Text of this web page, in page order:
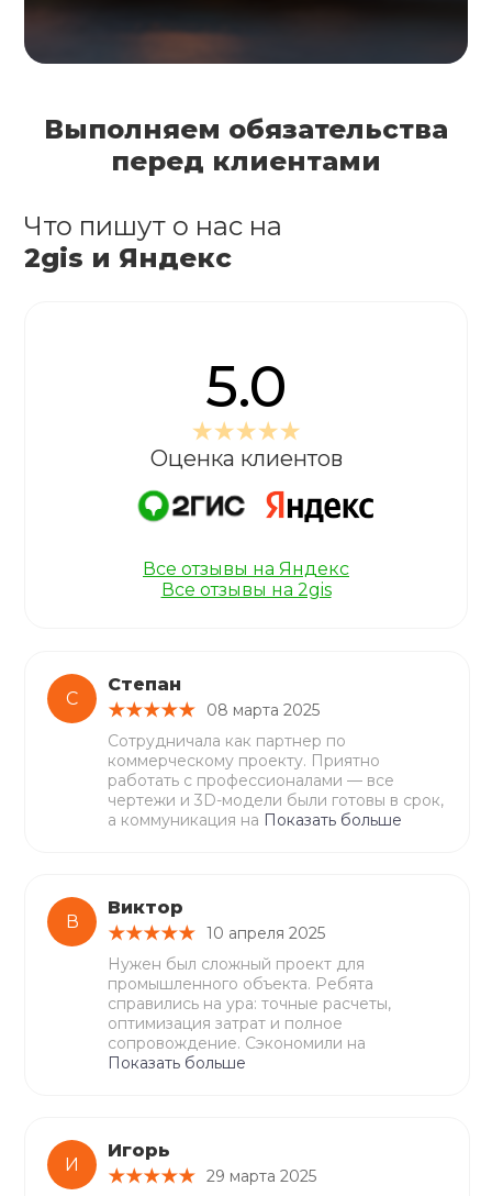
Выполняем обязательства
перед клиентами
С
Степан
08 марта 2025
Сотрудничала как партнер по
коммерческому проекту. Приятно
работать с профессионалами — все
чертежи и 3D-модели были готовы в срок,
а коммуникация на Показать больше
В
Виктор
10 апреля 2025
Нужен был сложный проект для
промышленного объекта. Ребята
справились на ура: точные расчеты,
оптимизация затрат и полное
сопровождение. Сэкономили на
Показать больше
И
Игорь
29 марта 2025
Что пишут о нас на
2gis и Яндекс
5.0
Оценка клиентов
Все отзывы на Яндекс
Все отзывы на 2gis